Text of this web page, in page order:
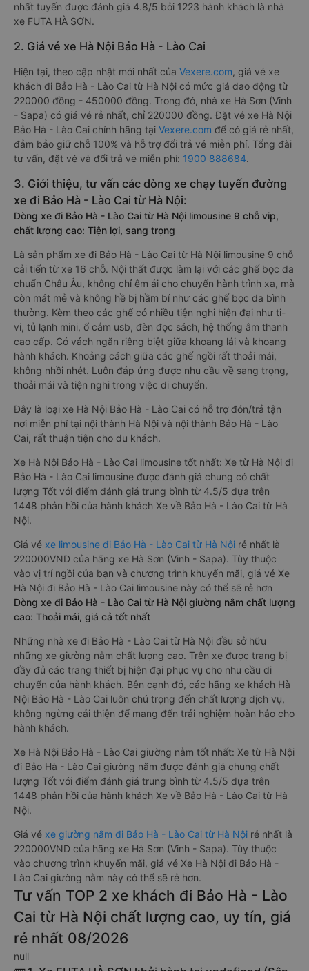
nhất tuyến được đánh giá 4.8/5 bởi 1223 hành khách là nhà
xe FUTA HÀ SƠN.
2. Giá vé xe Hà Nội Bảo Hà - Lào Cai
Hiện tại, theo cập nhật mới nhất của Vexere.com, giá vé xe
khách đi Bảo Hà - Lào Cai từ Hà Nội có mức giá dao động từ
220000 đồng - 450000 đồng. Trong đó, nhà xe Hà Sơn (Vinh
- Sapa) có giá vé rẻ nhất, chỉ 220000 đồng. Đặt vé xe Hà Nội
Bảo Hà - Lào Cai chính hãng tại Vexere.com để có giá rẻ nhất,
đảm bảo giữ chỗ 100% và hỗ trợ đổi trả vé miễn phí. Tổng đài
tư vấn, đặt vé và đổi trả vé miễn phí: 1900 888684.
3. Giới thiệu, tư vấn các dòng xe chạy tuyến đường
xe đi Bảo Hà - Lào Cai từ Hà Nội:
Dòng xe đi Bảo Hà - Lào Cai từ Hà Nội limousine 9 chỗ vip,
chất lượng cao: Tiện lợi, sang trọng
Là sản phẩm xe đi Bảo Hà - Lào Cai từ Hà Nội limousine 9 chỗ
cải tiến từ xe 16 chỗ. Nội thất được làm lại với các ghế bọc da
chuẩn Châu Âu, không chỉ êm ái cho chuyến hành trình xa, mà
còn mát mẻ và không hề bị hầm bí như các ghế bọc da bình
thường. Kèm theo các ghế có nhiều tiện nghi hiện đại như ti-
vi, tủ lạnh mini, ổ cắm usb, đèn đọc sách, hệ thống âm thanh
cao cấp. Có vách ngăn riêng biệt giữa khoang lái và khoang
hành khách. Khoảng cách giữa các ghế ngồi rất thoải mái,
không nhồi nhét. Luôn đáp ứng được nhu cầu về sang trọng,
thoải mái và tiện nghi trong việc di chuyển.
Đây là loại xe Hà Nội Bảo Hà - Lào Cai có hỗ trợ đón/trả tận
nơi miễn phí tại nội thành Hà Nội và nội thành Bảo Hà - Lào
Cai, rất thuận tiện cho du khách.
Xe Hà Nội Bảo Hà - Lào Cai limousine tốt nhất: Xe từ Hà Nội đi
Bảo Hà - Lào Cai limousine được đánh giá chung có chất
lượng Tốt với điểm đánh giá trung bình từ 4.5/5 dựa trên
1448 phản hồi của hành khách Xe về Bảo Hà - Lào Cai từ Hà
Nội.
Giá vé xe limousine đi Bảo Hà - Lào Cai từ Hà Nội rẻ nhất là
220000VND của hãng xe Hà Sơn (Vinh - Sapa). Tùy thuộc
vào vị trí ngồi của bạn và chương trình khuyến mãi, giá vé Xe
Hà Nội đi Bảo Hà - Lào Cai limousine này có thể sẽ rẻ hơn
Dòng xe đi Bảo Hà - Lào Cai từ Hà Nội giường nằm chất lượng
cao: Thoải mái, giá cả tốt nhất
Những nhà xe đi Bảo Hà - Lào Cai từ Hà Nội đều sở hữu
những xe giường nằm chất lượng cao. Trên xe được trang bị
đầy đủ các trang thiết bị hiện đại phục vụ cho nhu cầu di
chuyển của hành khách. Bên cạnh đó, các hãng xe khách Hà
Nội Bảo Hà - Lào Cai luôn chú trọng đến chất lượng dịch vụ,
không ngừng cải thiện để mang đến trải nghiệm hoàn hảo cho
hành khách.
Xe Hà Nội Bảo Hà - Lào Cai giường nằm tốt nhất: Xe từ Hà Nội
đi Bảo Hà - Lào Cai giường nằm được đánh giá chung chất
lượng Tốt với điểm đánh giá trung bình từ 4.5/5 dựa trên
1448 phản hồi của hành khách Xe về Bảo Hà - Lào Cai từ Hà
Nội.
Giá vé xe giường nằm đi Bảo Hà - Lào Cai từ Hà Nội rẻ nhất là
220000VND của hãng xe Hà Sơn (Vinh - Sapa). Tùy thuộc
vào chương trình khuyến mãi, giá vé Xe Hà Nội đi Bảo Hà -
Lào Cai giường nằm này có thể sẽ rẻ hơn.
Tư vấn TOP 2 xe khách đi Bảo Hà - Lào
Cai từ Hà Nội chất lượng cao, uy tín, giá
rẻ nhất 08/2026
null